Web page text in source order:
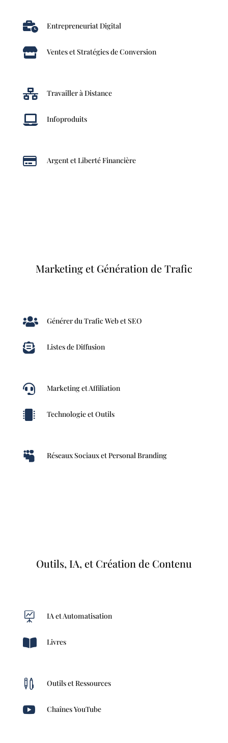
 Entrepreneuriat Digital
 Ventes et Stratégies de Conversion
 Travailler à Distance
 Infoproduits
 Argent et Liberté Financière
Marketing et Génération de Trafic
 Générer du Trafic Web et SEO
 Listes de Diffusion
 Marketing et Affiliation
 Technologie et Outils
 Réseaux Sociaux et Personal Branding
Outils, IA, et Création de Contenu
 IA et Automatisation
 Livres
 Outils et Ressources
 Chaînes YouTube